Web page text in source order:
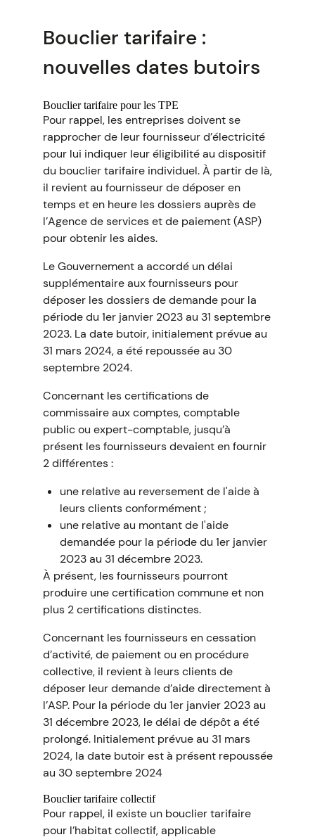
Bouclier tarifaire :
nouvelles dates butoirs
Bouclier tarifaire pour les TPE
Pour rappel, les entreprises doivent se
rapprocher de leur fournisseur d’électricité
pour lui indiquer leur éligibilité au dispositif
du bouclier tarifaire individuel. À partir de là,
il revient au fournisseur de déposer en
temps et en heure les dossiers auprès de
l’Agence de services et de paiement (ASP)
pour obtenir les aides.
Le Gouvernement a accordé un délai
supplémentaire aux fournisseurs pour
déposer les dossiers de demande pour la
période du 1er janvier 2023 au 31 septembre
2023. La date butoir, initialement prévue au
31 mars 2024, a été repoussée au 30
septembre 2024.
Concernant les certifications de
commissaire aux comptes, comptable
public ou expert-comptable, jusqu’à
présent les fournisseurs devaient en fournir
2 différentes :
une relative au reversement de l'aide à
leurs clients conformément ;
une relative au montant de l'aide
demandée pour la période du 1er janvier
2023 au 31 décembre 2023.
À présent, les fournisseurs pourront
produire une certification commune et non
plus 2 certifications distinctes.
Concernant les fournisseurs en cessation
d’activité, de paiement ou en procédure
collective, il revient à leurs clients de
déposer leur demande d’aide directement à
l’ASP. Pour la période du 1er janvier 2023 au
31 décembre 2023, le délai de dépôt a été
prolongé. Initialement prévue au 31 mars
2024, la date butoir est à présent repoussée
au 30 septembre 2024
Bouclier tarifaire collectif
Pour rappel, il existe un bouclier tarifaire
pour l’habitat collectif, applicable